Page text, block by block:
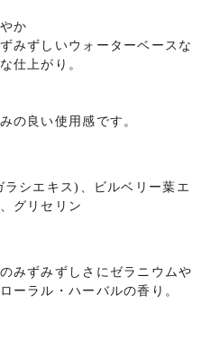
か
みずしいウォーターベースな
仕上がり。
の良い使用感です。
シエキス)、ビルベリー葉エ
グリセリン
みずみずしさにゼラニウムや
ーラル・ハーバルの香り。